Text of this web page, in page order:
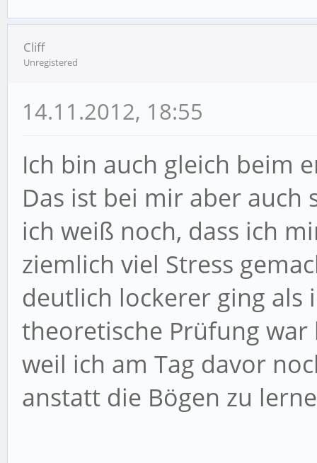
Cliff
Unregistered
14.11.2012, 18:55
Ich bin auch gleich beim
Das ist bei mir aber auch
ich weiß noch, dass ich
ziemlich viel Stress
deutlich lockerer ging als
theoretische Prüfung
weil ich am Tag davor
anstatt die Bögen zu